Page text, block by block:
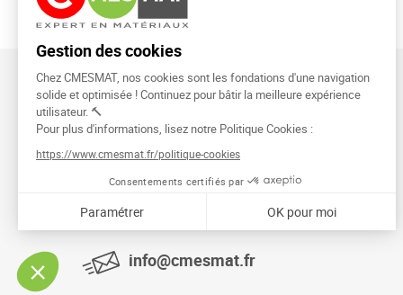
CMESMAT
91026 EVRY COURCOURONNES
info@cmesmat.fr